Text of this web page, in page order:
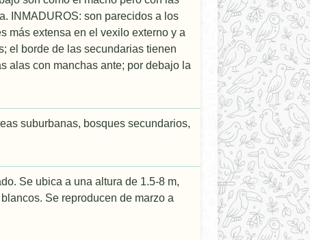
INMADUROS: son parecidos a los
más extensa en el vexilo externo y a
el borde de las secundarias tienen
alas con manchas ante; por debajo la
suburbanas, bosques secundarios,
Se ubica a una altura de 1.5-8 m,
Se reproducen de marzo a